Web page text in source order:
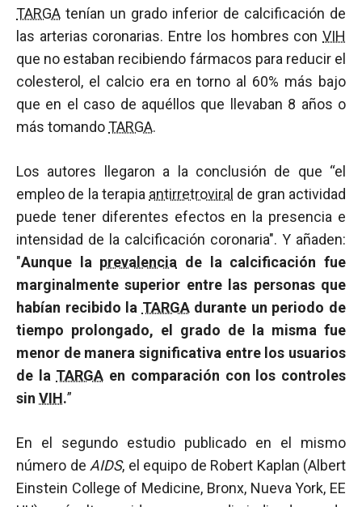
TARGA tenían un grado inferior de calcificación de
las arterias coronarias. Entre los hombres con VIH
que no estaban recibiendo fármacos para reducir el
colesterol, el calcio era en torno al 60% más bajo
que en el caso de aquéllos que llevaban 8 años o
más tomandoTARGA.
Los autores llegaron a la conclusión de que “el
empleo de la terapia antirretroviral de gran actividad
puede tener diferentes efectos en la presencia e
intensidad de la calcificación coronaria". Y añaden:
"Aunque la prevalencia de la calcificación fue
marginalmente superior entre las personas que
habían recibido la TARGAdurante un periodo de
tiempo prolongado, el grado de la misma fue
menor de manera significativa entre los usuarios
de la TARGA en comparación con los controles
sin VIH.”
En el segundo estudio publicado en el mismo
número de AIDS, el equipo de Robert Kaplan (Albert
Einstein College of Medicine, Bronx, Nueva York, EE